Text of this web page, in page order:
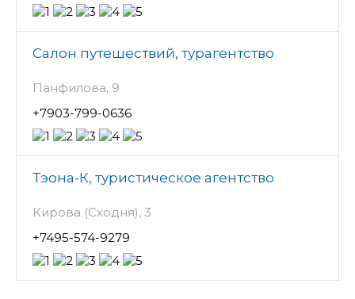
Салон путешествий, турагентство
Панфилова, 9
+7903-799-0636
Тэона-К, туристическое агентство
Кирова (Сходня), 3
+7495-574-9279